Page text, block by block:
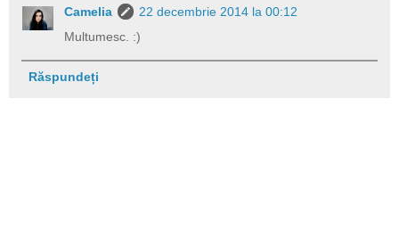
Camelia
22 decembrie 2014 la 00:12
Multumesc. :)
Răspundeți